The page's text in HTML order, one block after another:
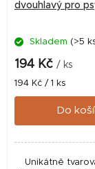
dvouhlavý pro
Skladem (>5
194 Kč / ks
Měrná
cena:
194 Kč / 1 ks
Do
Unikátně